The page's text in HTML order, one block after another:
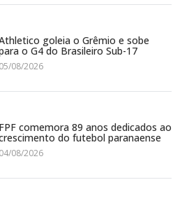
goleia o Grêmio e sobe
o G4 do Brasileiro Sub-17
05/08/2026
FPF comemora 89 anos dedicados ao
do futebol paranaense
04/08/2026